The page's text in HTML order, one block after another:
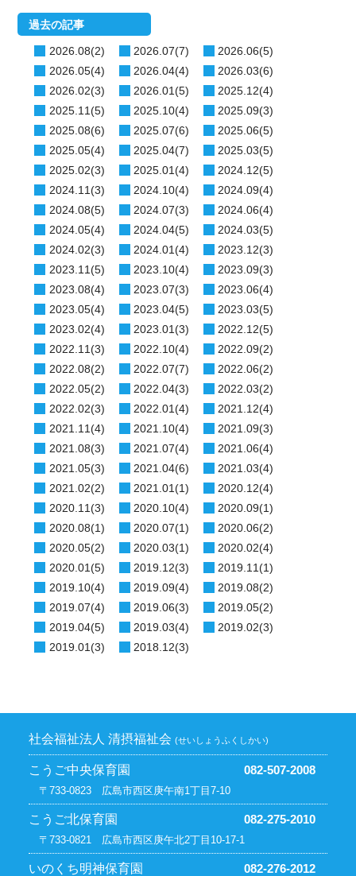
過去の記事
2026.08(2) 2026.07(7)
2026.06(5)
2026.05(4)
2026.04(4)
2026.03(6)
2026.02(3)
2026.01(5)
2025.12(4)
2025.11(5)
2025.10(4)
2025.09(3)
2025.08(6)
2025.07(6)
2025.06(5)
2025.05(4)
2025.04(7)
2025.03(5)
2025.02(3)
2025.01(4)
2024.12(5)
2024.11(3)
2024.10(4)
2024.09(4)
2024.08(5)
2024.07(3)
2024.06(4)
2024.05(4)
2024.04(5)
2024.03(5)
2024.02(3)
2024.01(4)
2023.12(3)
2023.11(5)
2023.10(4)
2023.09(3)
2023.08(4)
2023.07(3)
2023.06(4)
2023.05(4)
2023.04(5)
2023.03(5)
2023.02(4)
2023.01(3)
2022.12(5)
2022.11(3)
2022.10(4)
2022.09(2)
2022.08(2)
2022.07(7)
2022.06(2)
2022.05(2)
2022.04(3)
2022.03(2)
2022.02(3)
2022.01(4)
2021.12(4)
2021.11(4)
2021.10(4)
2021.09(3)
2021.08(3)
2021.07(4)
2021.06(4)
2021.05(3)
2021.04(6)
2021.03(4)
2021.02(2)
2021.01(1)
2020.12(4)
2020.11(3)
2020.10(4)
2020.09(1)
2020.08(1)
2020.07(1)
2020.06(2)
2020.05(2)
2020.03(1)
2020.02(4)
2020.01(5)
2019.12(3)
2019.11(1)
2019.10(4)
2019.09(4)
2019.08(2)
2019.07(4)
2019.06(3)
2019.05(2)
2019.04(5)
2019.03(4)
2019.02(3)
2019.01(3)
2018.12(3)
社会福祉法人 清摂福祉会 (せいしょうふくしかい)
こうご中央保育園 082-507-2008
〒733-0823 広島市西区庚午南1丁目7-10
こうご北保育園 082-275-2010
〒733-0821 広島市西区庚午北2丁目10-17-1
いのくち明神保育園 082-276-2012